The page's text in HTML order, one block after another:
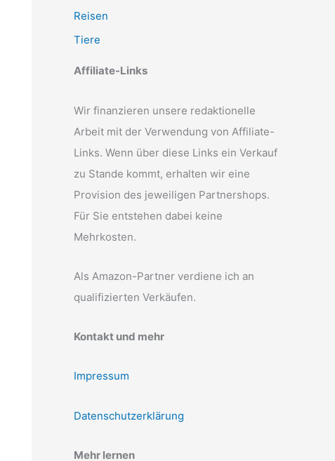
Reisen
Tiere
Affiliate-Links
Wir finanzieren unsere redaktionelle
Arbeit mit der Verwendung von Affiliate-
Links. Wenn über diese Links ein Verkauf
zu Stande kommt, erhalten wir eine
Provision des jeweiligen Partnershops.
Für Sie entstehen dabei keine
Mehrkosten.
Als Amazon-Partner verdiene ich an
qualifizierten Verkäufen.
Kontakt und mehr
Impressum
Datenschutzerklärung
Mehr lernen